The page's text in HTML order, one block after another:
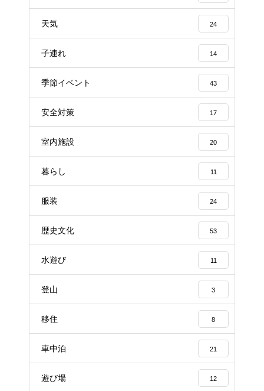
天気 24
子連れ 14
季節イベント 43
安全対策 17
室内施設 20
暮らし 11
服装 24
歴史文化 53
水遊び 11
登山 3
移住 8
車中泊 21
遊び場 12